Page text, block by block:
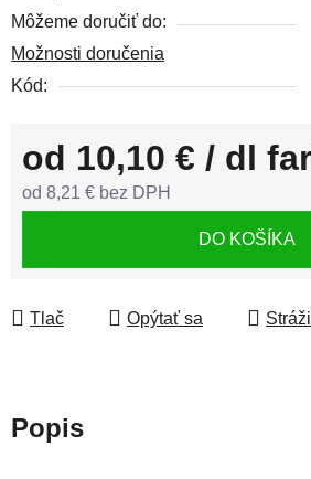
Môžeme doručiť do:
Možnosti doručenia
Kód:
od 10,10 € / dl
od 8,21 € bez DPH
DO KOŠÍKA
Tlač Opýtať sa
Popis